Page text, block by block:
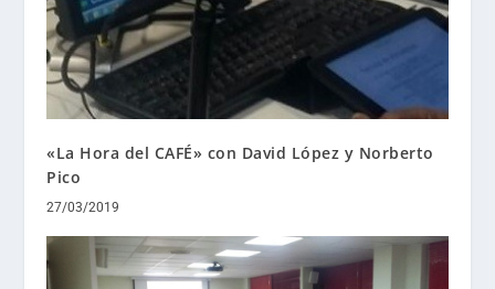
«La Hora del CAFÉ» con David López y Norberto
Pico
27/03/2019